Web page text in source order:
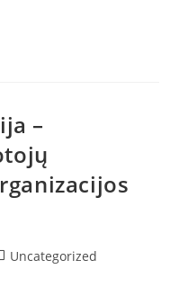
–
Uncategorized